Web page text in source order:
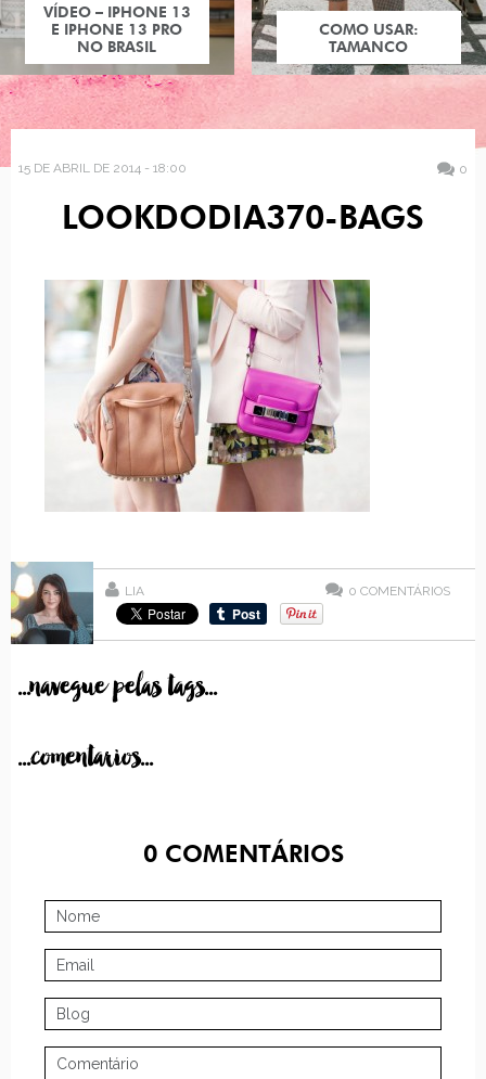
VÍDEO – IPHONE 13
E IPHONE 13 PRO
NO BRASIL
COMO USAR:
TAMANCO
15 DE ABRIL DE 2014 - 18:00 0
LOOKDODIA370-BAGS
LIA 0 COMENTÁRIOS
...navegue pelas tags...
...comentarios...
0COMENTÁRIOS